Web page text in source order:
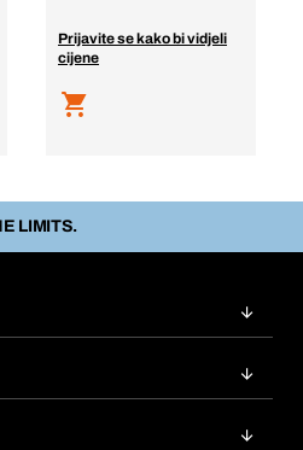
Prijavite se kako bi vidjeli
cijene
LIMITS.